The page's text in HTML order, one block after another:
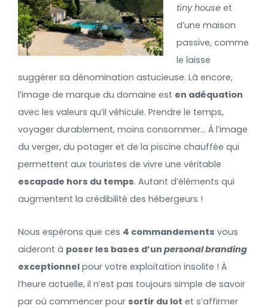
tiny houseet
d’une maison
passive, comme
le laisse
suggérer sa dénomination astucieuse. Là encore,
l’image de marque du domaine est en adéquation
avec les valeurs qu’il véhicule. Prendre le temps,
voyager durablement, moins consommer… À l’image
du verger, du potager et de la piscine chauffée qui
permettent aux touristes de vivre une véritable
escapade hors du temps. Autant d’éléments qui
augmentent la crédibilité des hébergeurs !
Nous espérons que ces 4 commandements vous
aideront à poser les bases d’un personal branding
exceptionnel pour votre exploitation insolite ! À
l’heure actuelle, il n’est pas toujours simple de savoir
par où commencer pour sortir du lot et s’affirmer